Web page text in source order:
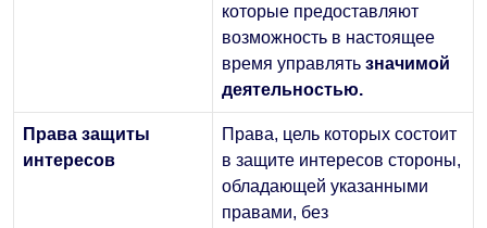
которые предоставляют
возможность в настоящее
время управлять значимой
деятельностью.
Права защиты
интересов
Права, цель которых состоит
в защите интересов стороны,
обладающей указанными
правами, без